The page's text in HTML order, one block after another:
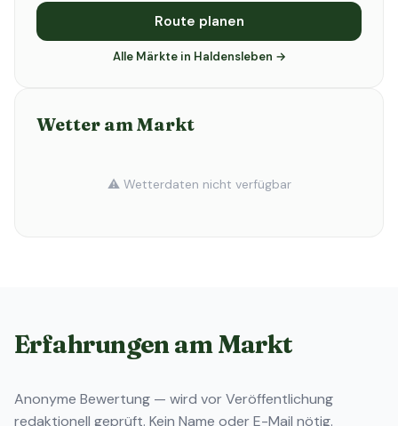
Route planen
Alle Märkte in Haldensleben →
Wetter am Markt
⚠️ Wetterdaten nicht verfügbar
Erfahrungen am Markt
Anonyme Bewertung — wird vor Veröffentlichung
redaktionell geprüft. Kein Name oder E-Mail nötig.